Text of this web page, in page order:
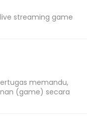
streaming game
memandu,
(game) secara